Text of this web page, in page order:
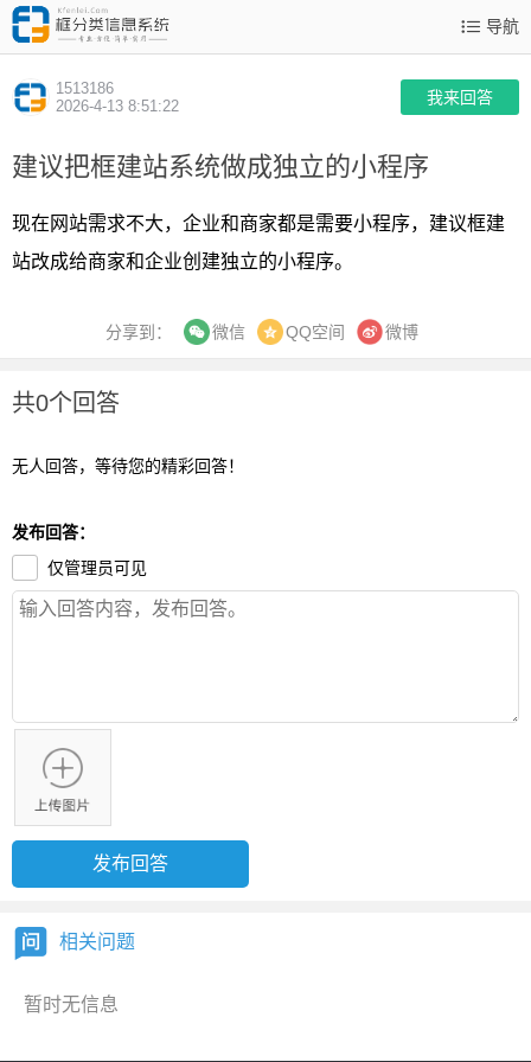
导航
1513186
2026-4-13 8:51:22
我来回答
建议把框建站系统做成独立的小程序
现在网站需求不大，企业和商家都是需要小程序，建议框建
站改成给商家和企业创建独立的小程序。
分享到： 微信 QQ空间 微博
共0个回答
无人回答，等待您的精彩回答！
发布回答：
仅管理员可见
相关问题
暂时无信息